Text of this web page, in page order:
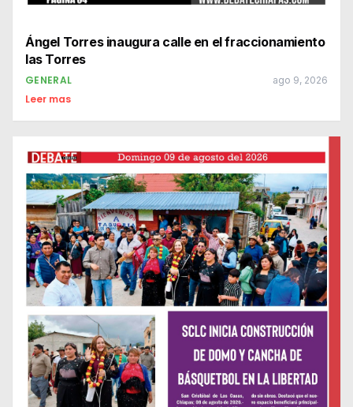
Ángel Torres inaugura calle en el fraccionamiento
las Torres
GENERAL ago 9, 2026
Leer mas